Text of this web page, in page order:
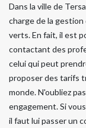
Dans la ville de
charge de la
verts. En fait, il est
contactant des
celui qui peut
proposer des tarifs
monde. N'oubliez
engagement. Si
il faut lui passer un